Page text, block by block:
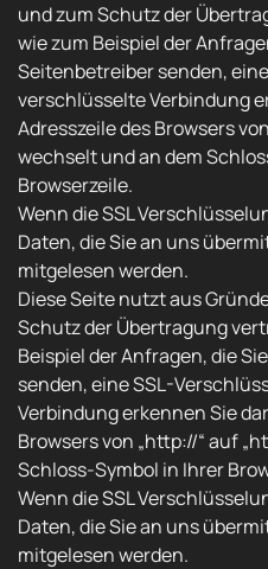
und zum Schutz der
wie zum Beispiel der
Seitenbetreiber senden,
verschlüsselte Verbindung
Adresszeile des Browsers
wechselt und an dem
Browserzeile.
Wenn die SSL
Daten, die Sie an uns
mitgelesen werden.
Diese Seite nutzt aus
Schutz der Übertragung
Beispiel der Anfragen, die
senden, eine SSL-
Verbindung erkennen Sie
Browsers von „http://“ auf
Schloss-Symbol in Ihrer
Wenn die SSL
Daten, die Sie an uns
mitgelesen werden.